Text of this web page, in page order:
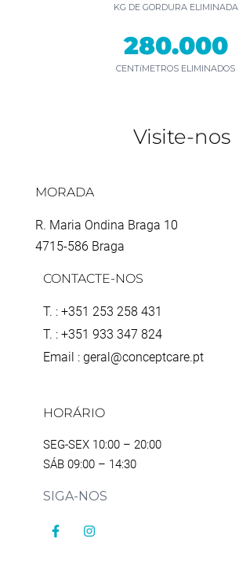
KG DE GORDURA ELIMINADA
CENTíMETROS ELIMINADOS
280.000
Visite-nos
MORADA
R. Maria Ondina Braga 10
4715-586 Braga
CONTACTE-NOS
T. : +351 253 258 431
T. : +351 933 347 824
Email : geral@conceptcare.pt
HORÁRIO
SEG-SEX 10:00 – 20:00
SÁB 09:00 – 14:30
SIGA-NOS